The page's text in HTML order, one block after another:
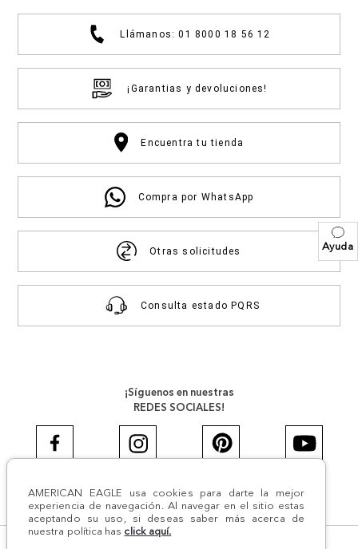
Ayuda
AMERICAN EAGLE usa cookies para darte la mejor
experiencia de navegación. Al navegar en el sitio estas
aceptando su uso, si deseas saber más acerca de
nuestra política has click aquí.
Llámanos: 01 8000 18 56 12
¡Garantias y devoluciones!
Encuentra tu tienda
Compra por WhatsApp
Otras solicitudes
Consulta estado PQRS
¡Síguenos en nuestras
REDES SOCIALES!
#AEJEANS #AerieREALCOL